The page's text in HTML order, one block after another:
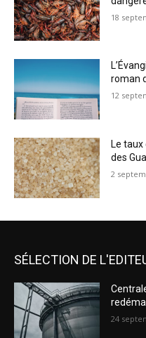
18
roman
12
Le
des
2
SÉLECTION DE
24